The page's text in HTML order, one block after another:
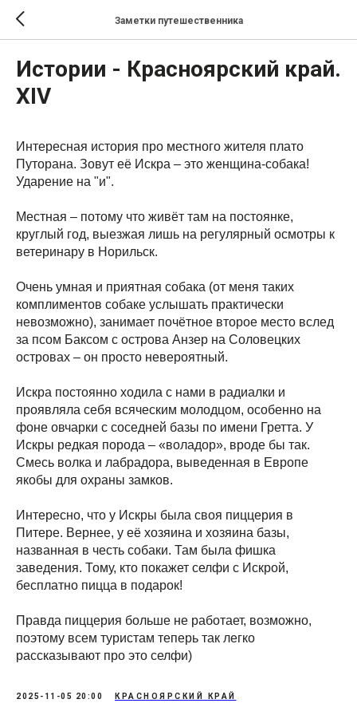
Заметки путешественника
Истории - Красноярский край.
XIV
Интересная история про местного жителя плато
Путорана. Зовут её Искра – это женщина-собака!
Ударение на "и".
Местная – потому что живёт там на постоянке,
круглый год, выезжая лишь на регулярный осмотры к
ветеринару в Норильск.
Очень умная и приятная собака (от меня таких
комплиментов собаке услышать практически
невозможно), занимает почётное второе место вслед
за псом Баксом с острова Анзер на Соловецких
островах – он просто невероятный.
Искра постоянно ходила с нами в радиалки и
проявляла себя всяческим молодцом, особенно на
фоне овчарки с соседней базы по имени Гретта. У
Искры редкая порода – «воладор», вроде бы так.
Смесь волка и лабрадора, выведенная в Европе
якобы для охраны замков.
Интересно, что у Искры была своя пиццерия в
Питере. Вернее, у её хозяина и хозяина базы,
названная в честь собаки. Там была фишка
заведения. Тому, кто покажет селфи с Искрой,
бесплатно пицца в подарок!
Правда пиццерия больше не работает, возможно,
поэтому всем туристам теперь так легко
рассказывают про это селфи)
2025-11-05 20:00 КРАСНОЯРСКИЙ КРАЙ